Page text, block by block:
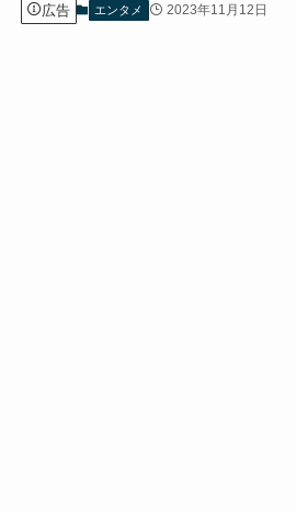
広告 エンタメ 2023年11月12日